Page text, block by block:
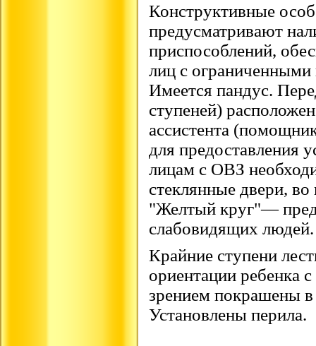
Конструктивные
предусматривают
приспособлений,
лиц с
Имеется пандус.
ступеней)
ассистента
для предоставления
лицам с ОВЗ
стеклянные двери,
"Желтый круг"—
слабовидящих людей.
Крайние ступени
ориентации ребенка
зрением покрашены в
Установлены перила.